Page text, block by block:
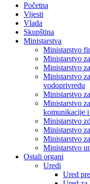
Početna
Vijesti
Vlada
Skupština
Ministarstva
Ministarstvo
Ministarstvo
Ministarstvo
Ministarstvo
vodoprivredu
Ministarstvo
Ministarstvo
komunikacije
Ministarstvo
Ministarstvo
Ministarstvo
Ministarstvo
Ostali organi
Uredi
Ured